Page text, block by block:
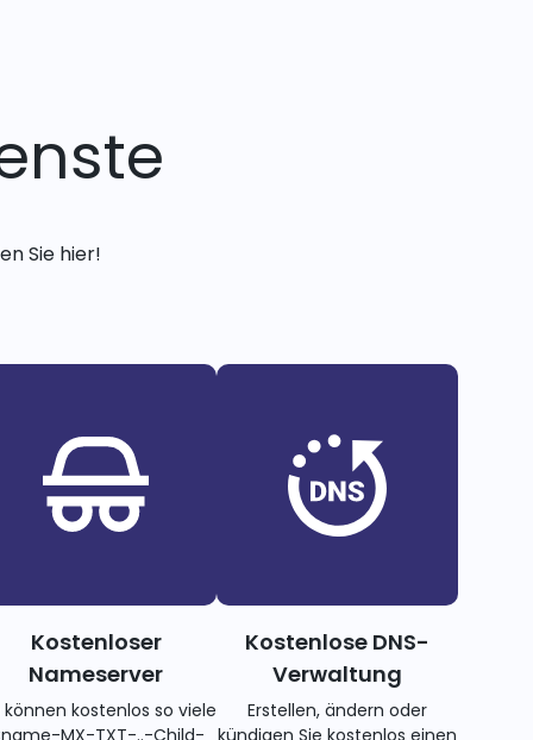
Sie hier!
Kostenloser
Nameserver
können kostenlos so viele
MX-TXT-..-Child-
Kostenlose DNS-
Verwaltung
Erstellen, ändern oder
kündigen Sie kostenlos einen